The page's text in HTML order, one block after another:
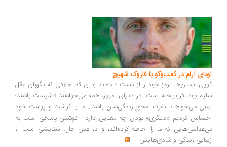
آرام در گفت‌وگو با فاروک شهیچ‭
انسان‌ها ترمزِ خود را از دست داده‌اند و آن کُدِ اخلاقی که نگهبان عقل
بود، فروریخته است. در دنیای امروز، همه می‌خواهند فاشیست باشند؛
می‌خواهند نفرت، محورِ زندگی‌شان باشد... ما با گوشت و پوست خود
کردیم «دیگری» بودن چه معنایی دارد... نوشتن پاسخی است به
که ما را احاطه کرده‌اند، و در عین حال، ستایشی است از
زندگی و شادی‌هایش...